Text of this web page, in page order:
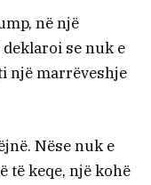
në një
se nuk e
një marrëveshje
Nëse nuk e
të keqe, një kohë